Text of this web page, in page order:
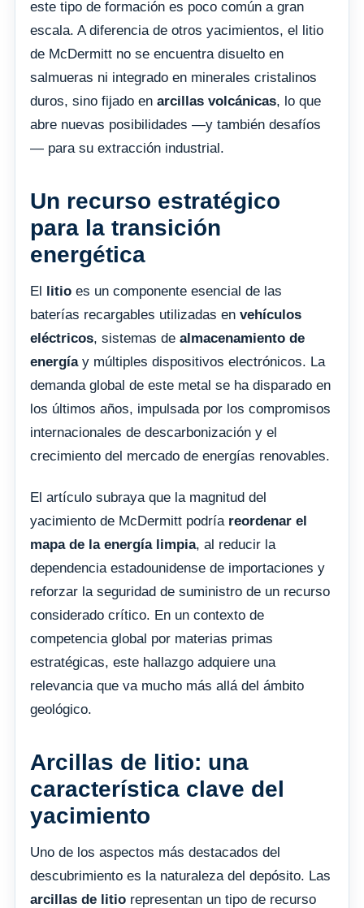
este tipo de formación es poco común a gran
escala. A diferencia de otros yacimientos, el litio
de McDermitt no se encuentra disuelto en
salmueras ni integrado en minerales cristalinos
duros, sino fijado en arcillas volcánicas, lo que
abre nuevas posibilidades —y también desafíos
— para su extracción industrial.
Un recurso estratégico
para la transición
energética
El litio es un componente esencial de las
baterías recargables utilizadas en vehículos
eléctricos, sistemas de almacenamiento de
energíay múltiples dispositivos electrónicos. La
demanda global de este metal se ha disparado en
los últimos años, impulsada por los compromisos
internacionales de descarbonización y el
crecimiento del mercado de energías renovables.
El artículo subraya que la magnitud del
yacimiento de McDermitt podría reordenar el
mapa de la energía limpia, al reducir la
dependencia estadounidense de importaciones y
reforzar la seguridad de suministro de un recurso
considerado crítico. En un contexto de
competencia global por materias primas
estratégicas, este hallazgo adquiere una
relevancia que va mucho más allá del ámbito
geológico.
Arcillas de litio: una
característica clave del
yacimiento
Uno de los aspectos más destacados del
descubrimiento es la naturaleza del depósito. Las
arcillas de litio representan un tipo de recurso